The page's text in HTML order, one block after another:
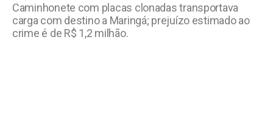
Caminhonete com placas clonadas transportava
carga com destino a Maringá; prejuízo estimado ao
crime é de R$ 1,2 milhão.